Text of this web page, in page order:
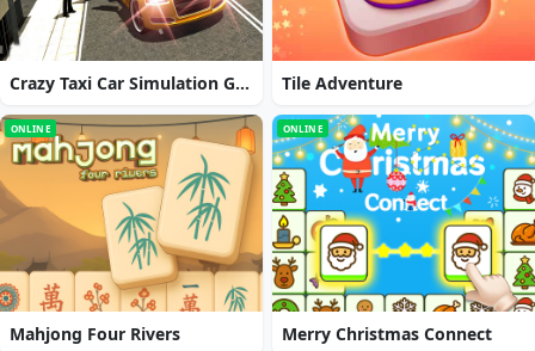
Crazy Taxi Car Simulation Game 3D Tile Adventure
ONLINE
Mahjong Four Rivers
ONLINE
Merry Christmas Connect